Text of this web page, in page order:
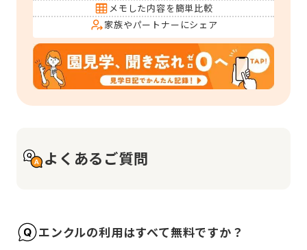
メモした内容を簡単比較
家族やパートナーにシェア
よくあるご質問
エンクルの利用はすべて無料ですか？